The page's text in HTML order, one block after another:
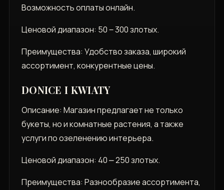
Возможность оплаты онлайн.
Ценовой диапазон: 50 ‒ 300 злотых.
Преимущества: Удобство заказа, широкий
ассортимент, конкурентные цены.
DONICE I KWIATY
Описание: Магазин предлагает не только
букеты, но и комнатные растения, а также
услуги по озеленению интерьера.
Ценовой диапазон: 40 ⎼ 250 злотых.
Преимущества: Разнообразие ассортимента,